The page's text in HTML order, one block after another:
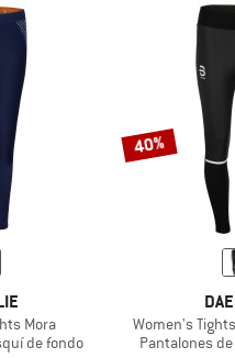
Mora
de fondo
40%
Women's
Pantalones